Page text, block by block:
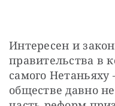
Интересен и
правительства в
самого
обществе давно